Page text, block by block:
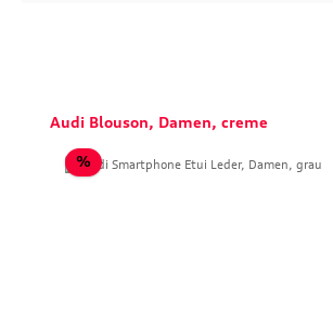
Produktgalerie überspringen
Audi Blouson, Damen, creme
%Rabatt